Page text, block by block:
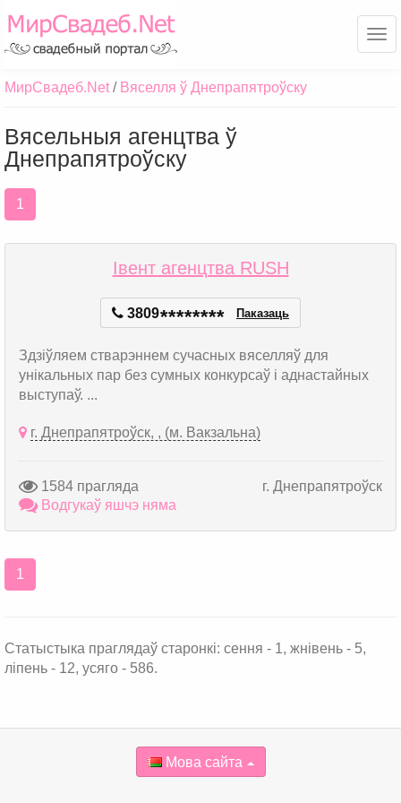
МирСвадеб.Net Вяселля ў Днепрапятроўску
Вясельныя агенцтва ў
Днепрапятроўску
1
Івент агенцтва RUSH
3809******** Паказаць
Здзіўляем стварэннем сучасных вяселляў для
унікальных пар без сумных конкурсаў і аднастайных
выступаў. ...
г. Днепрапятроўск, , (м. Вакзальна)
1584 прагляда
г. Днепрапятроўск
Водгукаў яшчэ няма
1
Статыстыка праглядаў старонкі: сення - 1, жнівень - 5,
ліпень - 12, усяго - 586.
Мова сайта